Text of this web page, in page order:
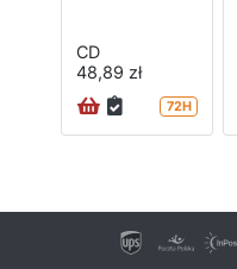
CD
48,89 zł
72H